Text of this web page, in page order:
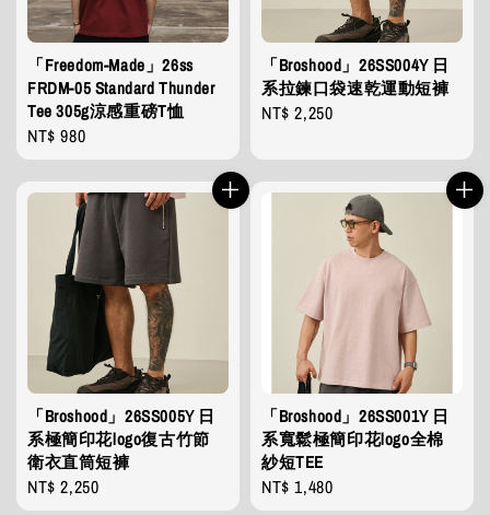
「Freedom-Made」26ss
FRDM-05 Standard Thunder
Tee 305g涼感重磅T恤
Regular
price
NT$ 980
「Broshood」26SS004Y 日
系拉鍊口袋速乾運動短褲
Regular
NT$ 2,250
「Broshood」26SS005Y 日
系極簡印花logo復古竹節
衛衣直筒短褲
Regular
NT$ 2,250
「Broshood」26SS001Y 日
系寬鬆極簡印花logo全棉
紗短TEE
Regular
NT$ 1,480